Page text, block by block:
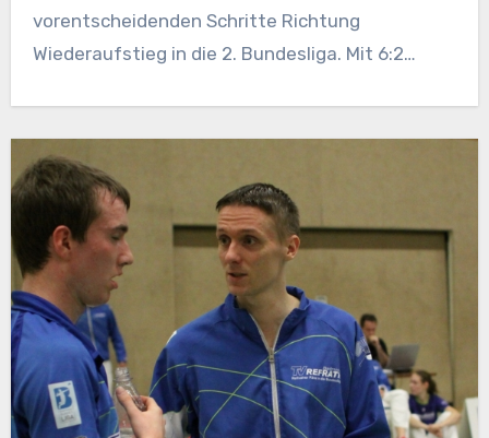
vorentscheidenden Schritte Richtung
Wiederaufstieg in die 2. Bundesliga. Mit 6:2…